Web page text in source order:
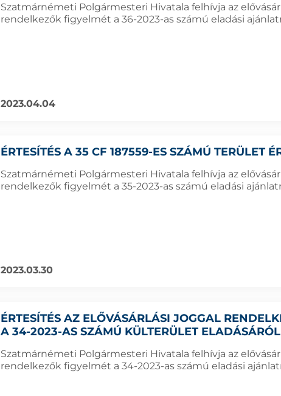
Szatmárnémeti Polgármesteri Hivatala felhívja az
rendelkezők figyelmét a 36-2023-as számú eladási
2023.04.04
ÉRTESÍTÉS A 35 CF 187559-ES SZÁMÚ TERÜLET
Szatmárnémeti Polgármesteri Hivatala felhívja az
rendelkezők figyelmét a 35-2023-as számú eladási
2023.03.30
ÉRTESÍTÉS AZ ELŐVÁSÁRLÁSI JOGGAL
A 34-2023-AS SZÁMÚ KÜLTERÜLET ELADÁSÁRÓL
Szatmárnémeti Polgármesteri Hivatala felhívja az
rendelkezők figyelmét a 34-2023-as számú eladási